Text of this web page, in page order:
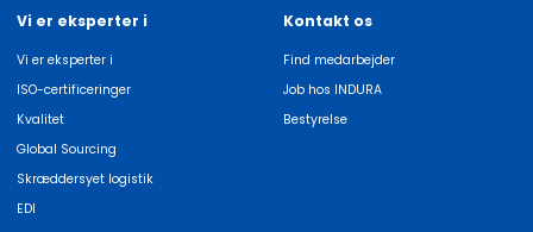
Vi er eksperter i
Vi er eksperter i
ISO-certificeringer
Kvalitet
Global Sourcing
Skræddersyet logistik
EDI
Kontakt os
Find medarbejder
Job hos INDURA
Bestyrelse